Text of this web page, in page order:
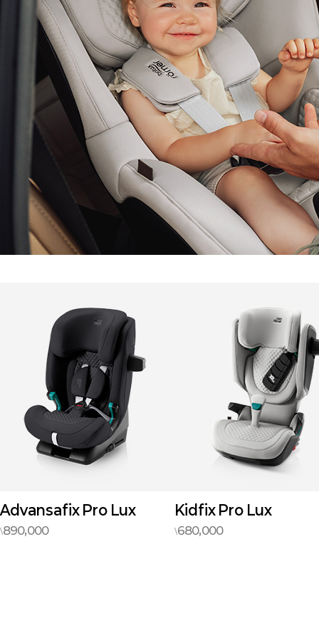
Kidfix Pro Lux
\680,000
Dualfix Pro Teak
\1,350,000